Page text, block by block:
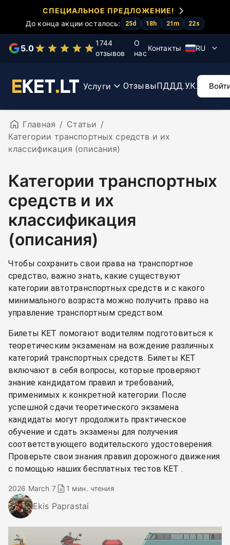
СПЕЦИАЛЬНОЕ ПРЕДЛОЖЕНИЕ!
До конца акции осталось:
25d 18h 21 m 22s
5.0
1744
отзывов
О
нас
Контакты RU
Услуги ОтзывыПДДД.У.К.
Выберите услугу
Ускорение
помощи
Главная / Статьи /
Категории транспортных средств и их
классификация (описания)
Категории транспортных
средств и их
классификация
(описания)
Чтобы сохранить свои права на транспортное
средство, важно знать, какие существуют
категории автотранспортных средств и с какого
минимального возраста можно получить право на
управление транспортным средством.
Билеты KET помогают водителям подготовиться к
теоретическим экзаменам на вождение различных
категорий транспортных средств. Билеты KET
включают в себя вопросы, которые проверяют
знание кандидатом правил и требований,
применимых к конкретной категории. После
успешной сдачи теоретического экзамена
кандидаты могут продолжить практическое
обучение и сдать экзамены для получения
соответствующего водительского удостоверения.
Проверьте свои знания правил дорожного движения
с помощью наших бесплатных тестов KET .
Ekis Paprastai
2026 March 7 1 мин. чтения